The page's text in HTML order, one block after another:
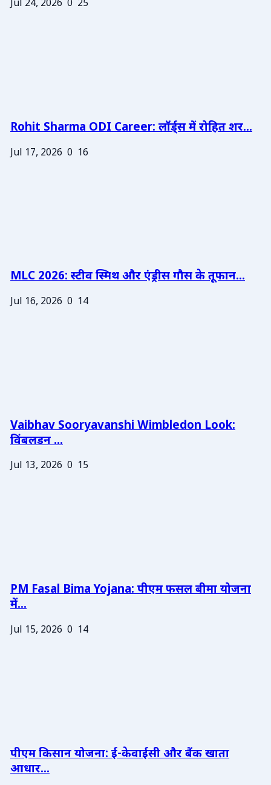
Jul 24, 2026 0 25
Rohit Sharma ODI Career: लॉर्ड्स में रोहित शर...
Jul 17, 2026 0 16
MLC 2026: स्टीव स्मिथ और एंड्रीस गौस के तूफान...
Jul 16, 2026 0 14
Vaibhav Sooryavanshi Wimbledon Look:
विंबलडन ...
Jul 13, 2026 0 15
PM Fasal Bima Yojana: पीएम फसल बीमा योजना
में...
Jul 15, 2026 0 14
पीएम किसान योजना: ई-केवाईसी और बैंक खाता
आधार...